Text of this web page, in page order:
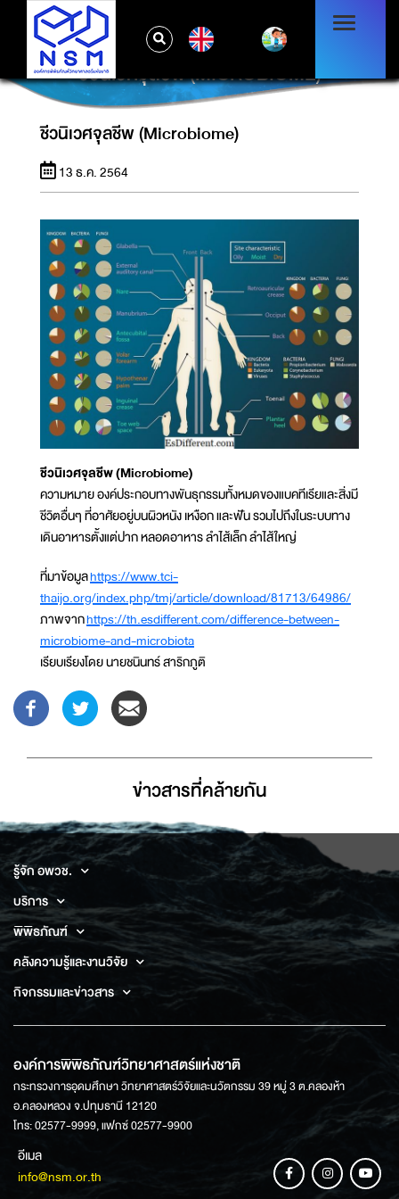
ชีวนิเวศจุลชีพ (MICROBIOME)
ชีวนิเวศจุลชีพ (Microbiome)
13 ธ.ค. 2564
ชีวนิเวศจุลชีพ (Microbiome)
ความหมาย องค์ประกอบทางพันธุกรรมทั้งหมดของแบคทีเรียและสิ่งมี
ชีวิตอื่นๆ ที่อาศัยอยู่บนผิวหนัง เหงือก และฟัน รวมไปถึงในระบบทาง
เดินอาหารตั้งแต่ปาก หลอดอาหาร ลำไส้เล็ก ลำไส้ใหญ่
ที่มาข้อมูลhttps://www.tci-
thaijo.org/index.php/tmj/article/download/81713/64986/
ภาพจากhttps://th.esdifferent.com/difference-between-
microbiome-and-microbiota
เรียบเรียงโดย นายชนินทร์ สาริกภูติ
ข่าวสารที่่คล้ายกัน
รู้จัก อพวช.
บริการ
พิพิธภัณฑ์
คลังความรู้และงานวิจัย
กิจกรรมและข่าวสาร
องค์การพิพิธภัณฑ์วิทยาศาสตร์แห่งชาติ
กระทรวงการอุดมศึกษา วิทยาศาสตร์วิจัยและนวัตกรรม 39 หมู่ 3 ต.คลองห้า
อ.คลองหลวง จ.ปทุมธานี 12120
โทร: 02577-9999, แฟกซ์ 02577-9900
อีเมล
info@nsm.or.th